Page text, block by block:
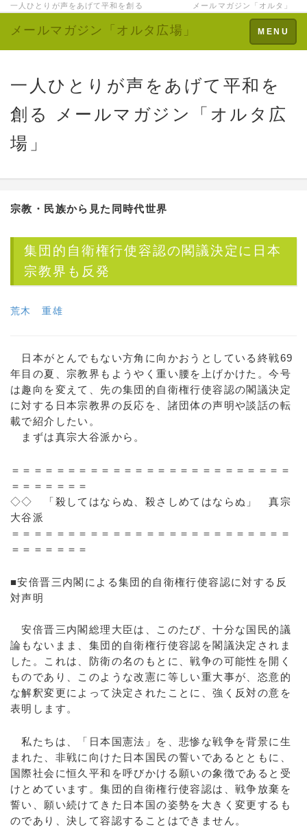
一人ひとりが声をあげて平和を創る メールマガジン「オルタ」
Toggle
navigation
MENU
メールマガジン「オルタ広場」
一人ひとりが声をあげて平和を
創る メールマガジン「オルタ広
場」
宗教・民族から見た同時代世界
集団的自衛権行使容認の閣議決定に日本
宗教界も反発
荒木 重雄
日本がとんでもない方角に向かおうとしている終戦69
年目の夏、宗教界もようやく重い腰を上げかけた。今号
は趣向を変えて、先の集団的自衛権行使容認の閣議決定
に対する日本宗教界の反応を、諸団体の声明や談話の転
載で紹介したい。
まずは真宗大谷派から。
＝＝＝＝＝＝＝＝＝＝＝＝＝＝＝＝＝＝＝＝＝＝＝＝＝
＝＝＝＝＝＝＝
◇◇ 「殺してはならぬ、殺さしめてはならぬ」 真宗
大谷派
＝＝＝＝＝＝＝＝＝＝＝＝＝＝＝＝＝＝＝＝＝＝＝＝＝
＝＝＝＝＝＝＝
■安倍晋三内閣による集団的自衛権行使容認に対する反
対声明
安倍晋三内閣総理大臣は、このたび、十分な国民的議
論もないまま、集団的自衛権行使容認を閣議決定されま
した。これは、防衛の名のもとに、戦争の可能性を開く
ものであり、このような改憲に等しい重大事が、恣意的
な解釈変更によって決定されたことに、強く反対の意を
表明します。
私たちは、「日本国憲法」を、悲惨な戦争を背景に生
まれた、非戦に向けた日本国民の誓いであるとともに、
国際社会に恒久平和を呼びかける願いの象徴であると受
けとめています。集団的自衛権行使容認は、戦争放棄を
誓い、願い続けてきた日本国の姿勢を大きく変更するも
のであり、決して容認することはできません。